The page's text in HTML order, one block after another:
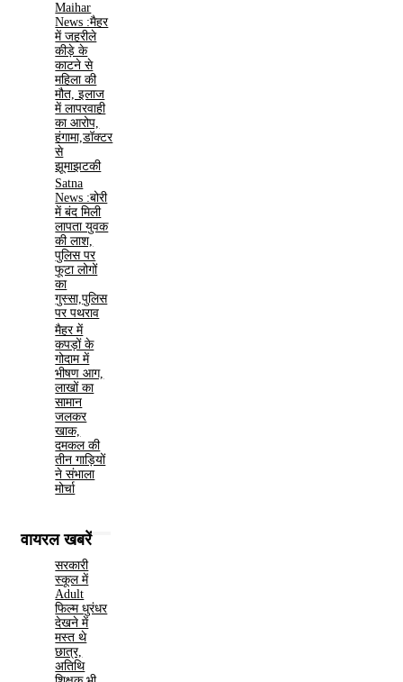
Maihar
News :मैहर
में जहरीले
कीड़े के
काटने से
महिला की
मौत, इलाज
में लापरवाही
का आरोप,
हंगामा,डॉक्टर
से
झूमाझटकी
Satna
News :बोरी
में बंद मिली
लापता युवक
की लाश,
पुलिस पर
फूटा लोगों
का
गुस्सा,पुलिस
पर पथराव
मैहर में
कपड़ों के
गोदाम में
भीषण आग,
लाखों का
सामान
जलकर
खाक,
दमकल की
तीन गाड़ियों
ने संभाला
मोर्चा
वायरल खबरें
सरकारी
स्कूल में
Adult
फिल्म धुरंधर
देखने में
मस्त थे
छात्र,
अतिथि